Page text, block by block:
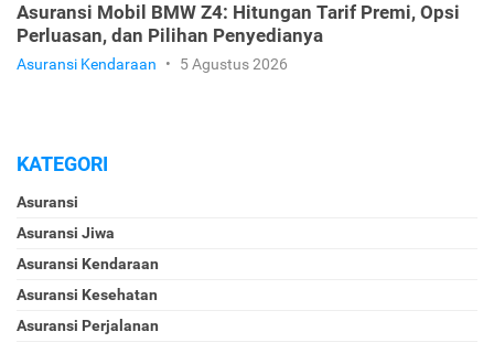
Asuransi Mobil BMW Z4: Hitungan Tarif Premi, Opsi
Perluasan, dan Pilihan Penyedianya
Asuransi Kendaraan • 5 Agustus 2026
KATEGORI
Asuransi
Asuransi Jiwa
Asuransi Kendaraan
Asuransi Kesehatan
Asuransi Perjalanan